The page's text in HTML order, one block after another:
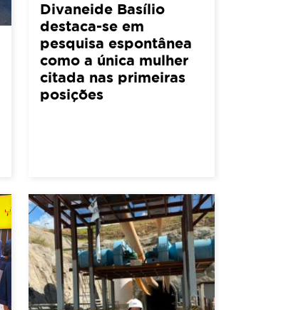
Divaneide Basílio
destaca-se em
pesquisa espontânea
como a única mulher
citada nas primeiras
posições